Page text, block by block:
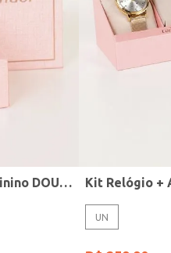
Relógio Mini Condor Feminino DOURADO
UN